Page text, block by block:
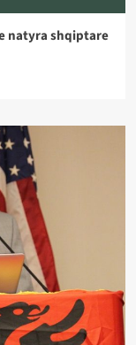
natyra shqiptare